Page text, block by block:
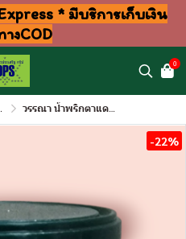
* มีบริการเก็บเงิน
งCOD
0
วรรณา น้ำพริกตาแดงแมงดา200กรัม (กระป๋อง)
-22%